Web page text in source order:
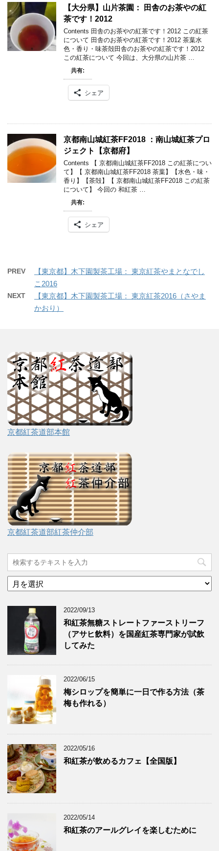
【大分県】山片茶園： 田舎のお茶やの紅
茶です！2012
Contents 田舎のお茶やの紅茶です！2012 この紅茶
について 田舎のお茶やの紅茶です！2012 茶葉水
色・香り・味茶殻田舎のお茶やの紅茶です！2012
この紅茶について 今回は、大分県の山片茶 …
共有:
シェア
京都南山城紅茶FF2018 ：南山城紅茶プロ
ジェクト【京都府】
Contents 【 京都南山城紅茶FF2018 この紅茶につい
て】【 京都南山城紅茶FF2018 茶葉】【水色・味・
香り】【茶殻】【 京都南山城紅茶FF2018 この紅茶
について】 今回の 和紅茶 …
共有:
シェア
PREV
【東京都】木下園製茶工場： 東京紅茶やまとなでし
こ2016
NEXT
【東京都】木下園製茶工場： 東京紅茶2016（さやま
かおり）
京都紅茶道部本館
京都紅茶道部紅茶仲介部
ア
ー
2022/09/13
和紅茶無糖ストレートファーストリーフ
（アサヒ飲料）を国産紅茶専門家が試飲
してみた
2022/06/15
梅シロップを簡単に一日で作る方法（茶
梅も作れる）
2022/05/16
和紅茶が飲めるカフェ【全国版】
2022/05/14
和紅茶のアールグレイを楽しむために